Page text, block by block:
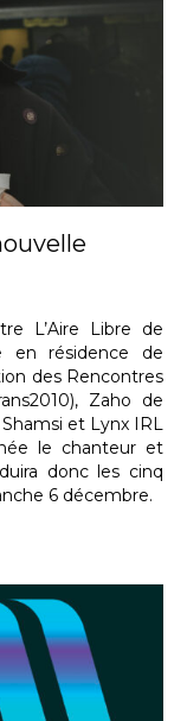
L’Aire Libre de
en résidence de
des Rencontres
Zaho de
et Lynx IRL
le chanteur et
donc les cinq
6 décembre.